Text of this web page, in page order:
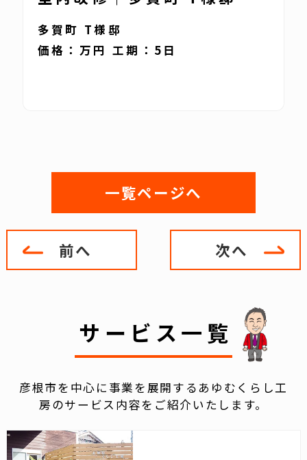
多賀町 T様邸
価格：万円 工期：5日
前へ
一覧ページへ
次へ
サービス一覧
彦根市を中心に事業を展開するあゆむくらし工
房のサービス内容をご紹介いたします。